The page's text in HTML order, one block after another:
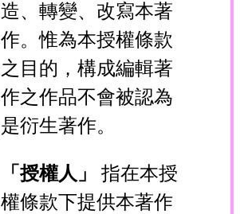
造、轉變、改寫本著
作。惟為本授權條款
之目的，構成編輯著
作之作品不會被認為
是衍生著作。
「授權人」 指在本授
權條款下提供本著作